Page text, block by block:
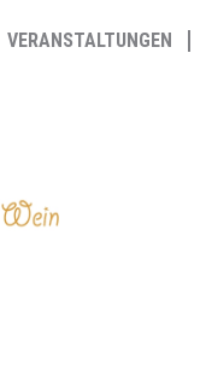
VERANSTALTUNGEN